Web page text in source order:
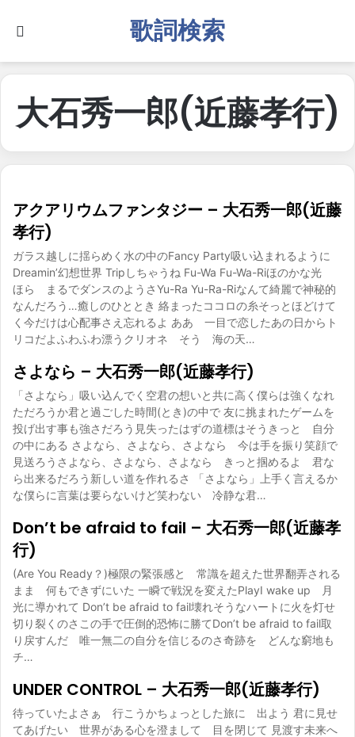
歌詞検索
大石秀一郎(近藤孝行)
アクアリウムファンタジー – 大石秀一郎(近藤
孝行)
ガラス越しに揺らめく水の中のFancy Party吸い込まれるように
Dreamin’幻想世界 Tripしちゃうね Fu-Wa Fu-Wa-Riほのかな光
ほら まるでダンスのようさYu-Ra Yu-Ra-Riなんて綺麗で神秘的
なんだろう…癒しのひととき 絡まったココロの糸そっとほどけて
く今だけは心配事さえ忘れるよ ああ 一目で恋したあの日からト
リコだよふわふわ漂うクリオネ そう 海の天…
さよなら – 大石秀一郎(近藤孝行)
「さよなら」吸い込んでく空君の想いと共に高く僕らは強くなれ
ただろうか君と過ごした時間(とき)の中で 友に挑まれたゲームを
投げ出す事も強さだろう見失ったはずの道標はそうきっと 自分
の中にある さよなら、さよなら、さよなら 今は手を振り笑顔で
見送ろうさよなら、さよなら、さよなら きっと掴めるよ 君な
ら出来るだろう新しい道を作れるさ 「さよなら」上手く言えるか
な僕らに言葉は要らないけど笑わない 冷静な君…
Don’t be afraid to fail – 大石秀一郎(近藤孝
行)
(Are You Ready？)極限の緊張感と 常識を超えた世界翻弄される
まま 何もできずにいた 一瞬で戦況を変えたPlayI wake up 月
光に導かれて Don’t be afraid to fail壊れそうなハートに火を灯せ
切り裂くのさこの手で圧倒的恐怖に勝てDon’t be afraid to fail取
り戻すんだ 唯一無二の自分を信じるのさ奇跡を どんな窮地も
チ…
UNDER CONTROL – 大石秀一郎(近藤孝行)
待っていたよさぁ 行こうかちょっとした旅に 出よう 君に見せ
てあげたい 世界がある心を澄まして 目を閉じて 見渡す未来へ